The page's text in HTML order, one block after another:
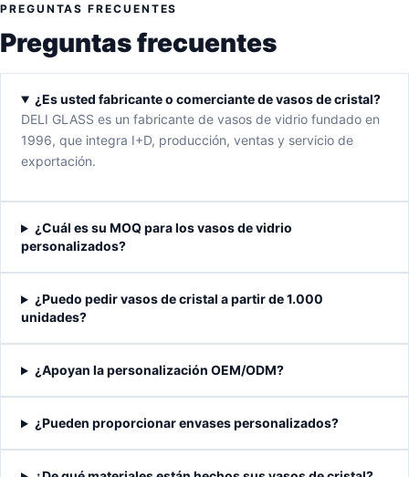
PREGUNTAS FRECUENTES
Preguntas frecuentes
¿Es usted fabricante o comerciante de vasos de cristal?
DELI GLASS es un fabricante de vasos de vidrio fundado en
1996, que integra I+D, producción, ventas y servicio de
exportación.
¿Cuál es su MOQ para los vasos de vidrio
personalizados?
¿Puedo pedir vasos de cristal a partir de 1.000
unidades?
¿Apoyan la personalización OEM/ODM?
¿Pueden proporcionar envases personalizados?